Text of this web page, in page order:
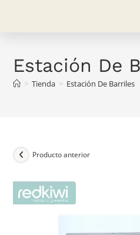
Estación De
> Tienda > Estación De Barriles
Producto anterior